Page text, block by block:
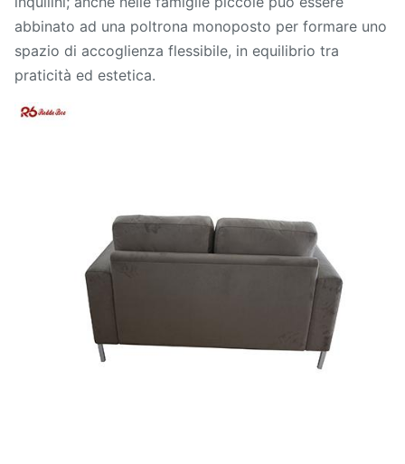
abbinato ad una poltrona monoposto per formare uno
spazio di accoglienza flessibile, in equilibrio tra
praticità ed estetica.